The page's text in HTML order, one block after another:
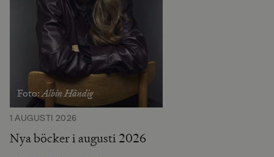
Foto:Albin Händig
1 AUGUSTI 2026
Nya böcker i augusti 2026